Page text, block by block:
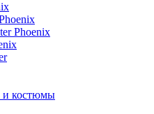
Phoenix
и костюмы